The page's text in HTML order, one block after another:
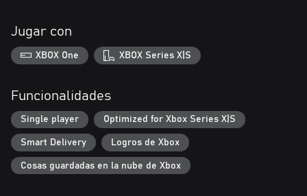
Jugar con
XBOX One XBOX Series X|S
Funcionalidades
Single player Optimized for Xbox Series X|S
Smart Delivery Logros de Xbox
Cosas guardadas en la nube de Xbox